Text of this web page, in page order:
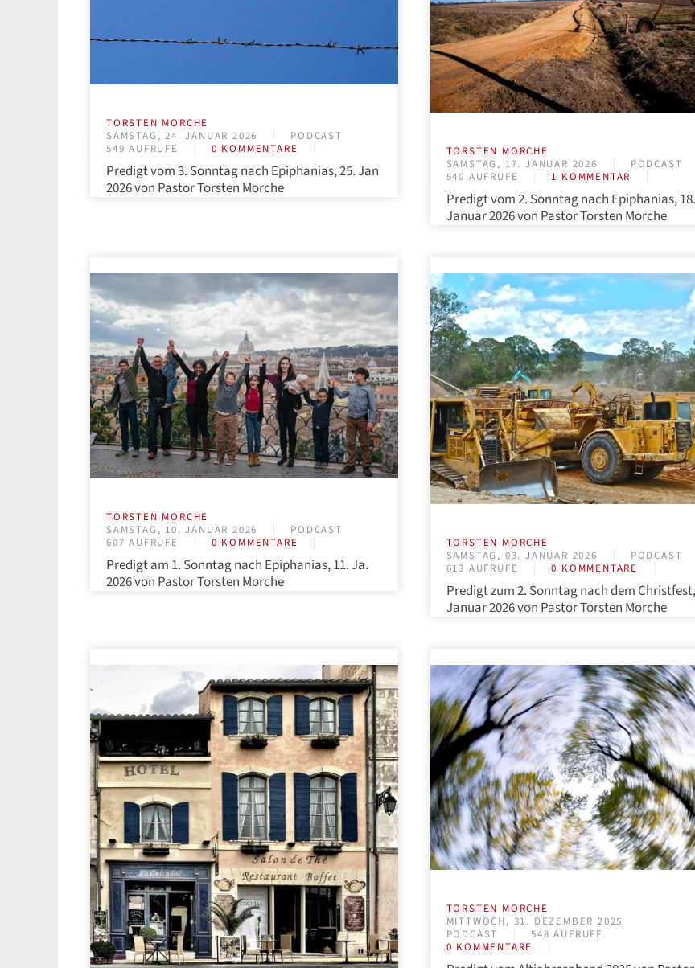
TORSTEN MORCHE
SAMSTAG, 24. JANUAR 2026
PODCAST
549 AUFRUFE
0 KOMMENTARE
Predigt vom 3. Sonntag nach Epiphanias, 25. Jan
2026 von Pastor Torsten Morche
TORSTEN MORCHE
SAMSTAG, 17. JANUAR 2026
PODCAST
540 AUFRUFE
1 KOMMENTAR
Predigt vom 2. Sonntag nach Epiphanias, 18.
Januar 2026 von Pastor Torsten Morche
TORSTEN MORCHE
SAMSTAG, 10. JANUAR 2026
PODCAST
607 AUFRUFE
0 KOMMENTARE
Predigt am 1. Sonntag nach Epiphanias, 11. Ja.
2026 von Pastor Torsten Morche
TORSTEN MORCHE
SAMSTAG, 03. JANUAR 2026
PODCAST
613 AUFRUFE
0 KOMMENTARE
Predigt zum 2. Sonntag nach dem
Januar 2026 von Pastor Torsten Morche
TORSTEN MORCHE
MITTWOCH, 31. DEZEMBER 2025
PODCAST
548 AUFRUFE
0 KOMMENTARE